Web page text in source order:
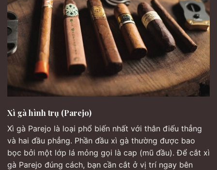
Xì gà hình trụ (Parejo)
Xì gà Parejo là loại phổ biến nhất với thân điếu thẳng
và hai đầu phẳng. Phần đầu xì gà thường được bao
bọc bởi một lớp lá mỏng gọi là cap (mũ đầu). Để cắt xì
gà Parejo đúng cách, bạn cần cắt ở vị trí ngay bên